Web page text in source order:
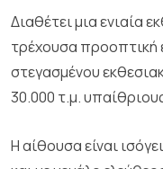
Διαθέτει μια ενιαία
τρέχουσα προοπτική
στεγασμένου
30.000 τ.μ.
Η αίθουσα είναι